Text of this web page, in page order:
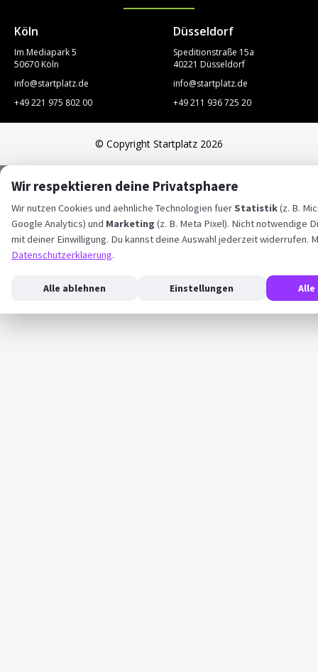
Köln
Im Mediapark 5
50670 Köln
info@startplatz.de
+49 221 975 802 00
Düsseldorf
Speditionstraße 15a
40221 Düsseldorf
info@startplatz.de
+49 211 936 725 20
© Copyright Startplatz 2026
Wir respektieren deine Privatsphaere
Wir nutzen Cookies und aehnliche Technologien fuerStatistik(z. B.
Google Analytics) und Marketing (z. B. Meta Pixel). Nicht notwendige
mit deiner Einwilligung. Du kannst deine Auswahl jederzeit widerrufen.
Datenschutzerklaerung.
Alle ablehnen Einstellungen